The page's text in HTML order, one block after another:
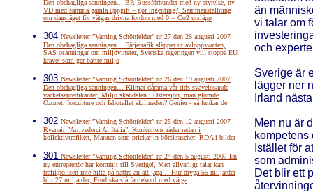
Den obehagliga sanningen... BR Bussförbundet med ny styrelse, ny
VD med samma gamla uppgift – gör ingenting?, Sammanställning
om dagsläget för vätgas drivna fordon med 0 = Co2 utsläpp
304 Newsletter ”Varning Schönfelder” nr 27 den 26 augusti 2007
Den obehagliga sanningen... Färjetrafik släpper ut avloppsvatten,
SAS osanningar om miljövinster, Svenska regeringen vill stoppa EU
kravet som ger bättre miljö
303 Newsletter ”Varning Schönfelder” nr 26 den 19 augusti 2007
Den obehagliga sanningen… Klimat-dårarna vår tids svavelosande
väckelsepredikanter, Miljö skandalen i Östersjön, man glömde
Ozonet, Iceculture och Ishotellet skillnaden? Genier - så funkar de
302 Newsletter ”Varning Schönfelder” nr 25 den 12 augusti 2007
Ryanair ”Arrivederci Al Italia”, Konkurrens råder redan i
kollektivtrafiken, Mannen som prickar in börskrascher, RDA i bilder
301 Newsletter ”Varning Schönfelder” nr 24 den 5 augusti 2007 En
ny entreprenör har kommit till Sverige!, Men allvarligt talat kan
trafikpolisen inte hitta på bättre än att jaga… Hur dryga 55 miljarder
blir 27 miljarder, Ford ska slå fartrekord med vätga
än
vi talar om
och
Sverige är
lägger ner
Irland
Men nu är
kompetens
Istället för
som
Det blir ett